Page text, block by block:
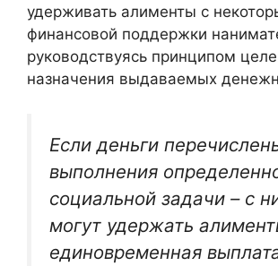
удерживать алименты с
финансовой поддержки
руководствуясь принципом
назначения выдаваемых
Если деньги
выполнения
социальной задачи – с
могут удержать
единовременная